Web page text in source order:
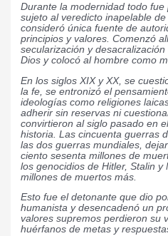
Durante la modernidad todo
sujeto al veredicto inapelable
consideró única fuente de
principios y valores. Comenzó
secularización y
Dios y colocó al hombre como
En los siglos XIX y XX, se
la fe, se entronizó el
ideologías como religiones
adherir sin reservas ni
convirtieron al siglo pasado en
historia. Las cincuenta guerras
las dos guerras mundiales,
ciento sesenta millones de
los genocidios de Hitler, Stalin
millones de muertos más.
Esto fue el detonante que dio
humanista y desencadenó un
valores supremos perdieron su
huérfanos de metas y